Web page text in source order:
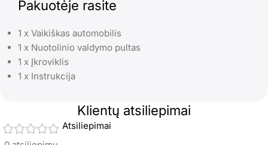
Pakuotėje rasite
1 x Vaikiškas automobilis
1 x Nuotolinio valdymo pultas
1 x Įkroviklis
1 x Instrukcija
Klientų atsiliepimai
Atsiliepimai